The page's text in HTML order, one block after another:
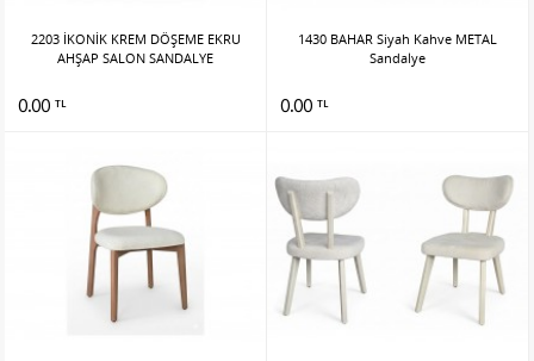
2203 İKONİK KREM DÖŞEME EKRU
AHŞAP SALON SANDALYE
0.00 TL
1430 BAHAR Siyah Kahve METAL
Sandalye
0.00 TL